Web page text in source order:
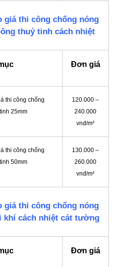
giá thi công chống nóng
thuỷ tinh cách nhiệt
Đơn giá
thi công chống
25mm
120.000 –
240.000
vnđ/m²
thi công chống
50mm
130.000 –
260.000
vnđ/m²
giá thi công chống nóng
khí cách nhiệt cát tường
Đơn giá